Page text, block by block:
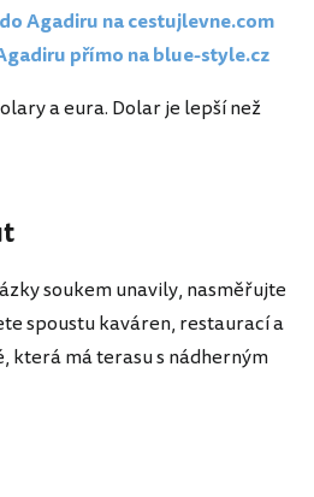
Agadiru na cestujlevne.com
přímo na blue-style.cz
a eura. Dolar je lepší než
soukem unavily, nasměřujte
spoustu kaváren, restaurací a
která má terasu s nádherným